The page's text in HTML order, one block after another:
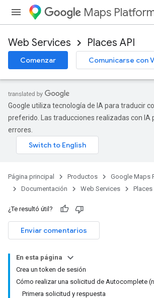
Maps
Web Services Places API
Comenzar Comunicarse con
Google utiliza tecnología de IA para traducir
preferido. Las traducciones realizadas con IA
errores.
Página principal Productos
Google Maps
Documentación
Web Services Places
¿Te resultó útil?
Enviar comentarios
En esta página
Crea un token de sesión
Cómo realizar una solicitud de Autocomplete
Primera solicitud y respuesta